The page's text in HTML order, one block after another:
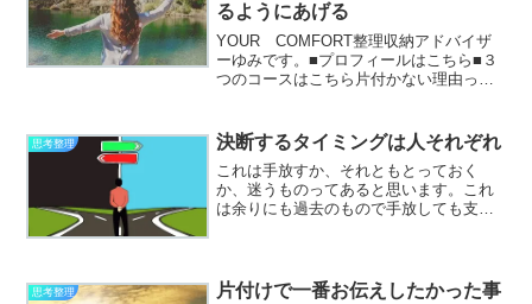
るようにあげる
YOUR COMFORT整理収納アドバイザ
ーゆみです。■プロフィールはこちら■３
つのコースはこちら片付かない理由って
ちょっと待ってください、物は手に入れ
る時間がないとそ...
思考整理 決断するタイミングは人それぞれ
これは手放すか、それともとっておく
か、迷うものってあると思います。これ
は余りにも過去のもので手放しても支障
れを決断したらこっちを手放...
思考整理 片付けで一番お伝えしたかった事